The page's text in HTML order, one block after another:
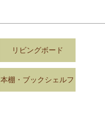
リビングボード
本棚・ブックシェルフ